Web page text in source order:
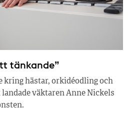
tänkande”
kring hästar, orkidéodling och
väktaren Anne Nickels